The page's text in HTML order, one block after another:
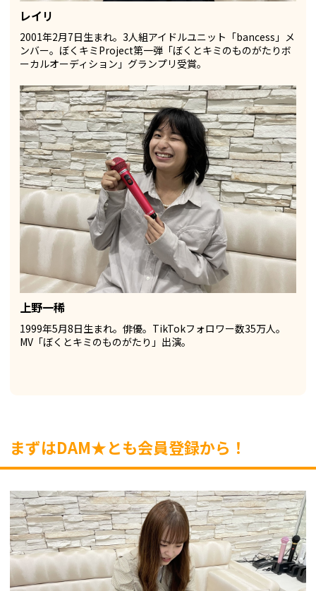
レイリ
2001年2月7日生まれ。3人組アイドルユニット「bancess」メ
ンバー。ぼくキミProject第一弾「ぼくとキミのものがたりボ
ーカルオーディション」グランプリ受賞。
上野一稀
1999年5月8日生まれ。俳優。TikTokフォロワー数35万人。
MV「ぼくとキミのものがたり」出演。
まずはDAM★とも会員登録から！